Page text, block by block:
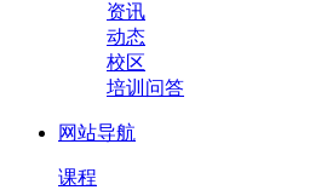
资讯
动态
校区
培训问答
网站导航
课程